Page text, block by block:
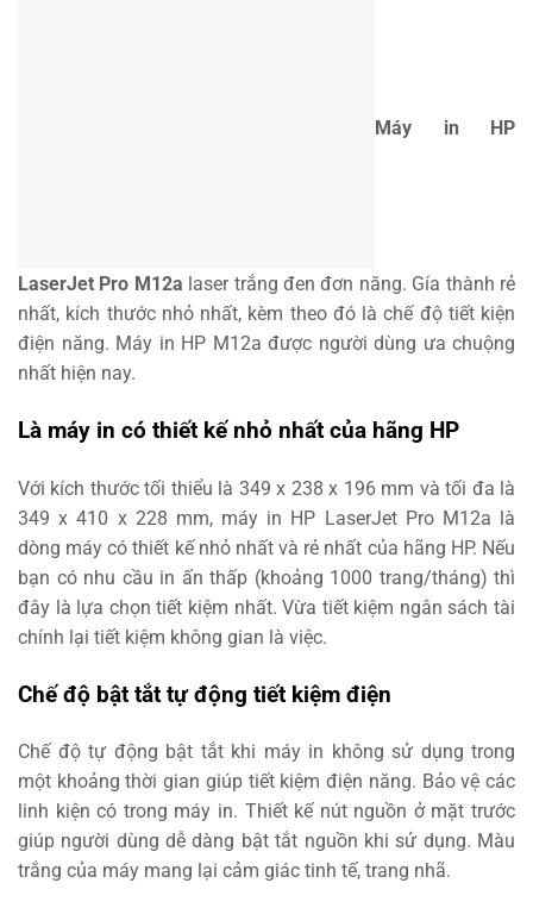
Máy in HP
LaserJet Pro M12a laser trắng đen đơn năng. Gía thành rẻ
nhất, kích thước nhỏ nhất, kèm theo đó là chế độ tiết kiện
điện năng. Máy in HP M12a được người dùng ưa chuộng
nhất hiện nay.
Là máy in có thiết kế nhỏ nhất của hãng HP
Với kích thước tối thiểu là 349 x 238 x 196 mm và tối đa là
349 x 410 x 228 mm, máy in HP LaserJet Pro M12a là
dòng máy có thiết kế nhỏ nhất và rẻ nhất của hãng HP. Nếu
bạn có nhu cầu in ấn thấp (khoảng 1000 trang/tháng) thì
đây là lựa chọn tiết kiệm nhất. Vừa tiết kiệm ngân sách tài
chính lại tiết kiệm không gian là việc.
Chế độ bật tắt tự động tiết kiệm điện
Chế độ tự động bật tắt khi máy in không sử dụng trong
một khoảng thời gian giúp tiết kiệm điện năng. Bảo vệ các
linh kiện có trong máy in. Thiết kế nút nguồn ở mặt trước
giúp người dùng dễ dàng bật tắt nguồn khi sử dụng. Màu
trắng của máy mang lại cảm giác tinh tế, trang nhã.